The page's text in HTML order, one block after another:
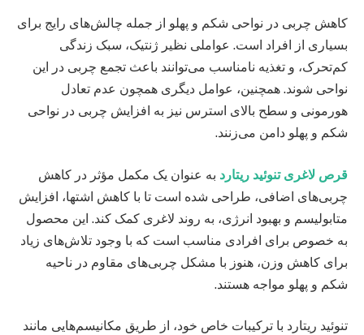
کاهش چربی در نواحی شکم و پهلو از جمله چالش‌های رایج برای
بسیاری از افراد است. عواملی نظیر ژنتیک، سبک زندگی
کم‌تحرک، و تغذیه نامناسب می‌توانند باعث تجمع چربی در این
نواحی شوند. همچنین، عوامل دیگری همچون عدم تعادل
هورمونی و سطح بالای استرس نیز به افزایش چربی در نواحی
شکم و پهلو دامن می‌زنند.
قرص لاغری تنوئید ریتارد به عنوان یک مکمل مؤثر در کاهش
چربی‌های اضافی، طراحی شده است تا با کاهش اشتها، افزایش
متابولیسم و بهبود انرژی، به روند لاغری کمک کند. این محصول
به خصوص برای افرادی مناسب است که با وجود تلاش‌های زیاد
برای کاهش وزن، هنوز با مشکل چربی‌های مقاوم در ناحیه
شکم و پهلو مواجه هستند.
تنوئید ریتارد با ترکیبات خاص خود، از طریق مکانیسم‌هایی مانند